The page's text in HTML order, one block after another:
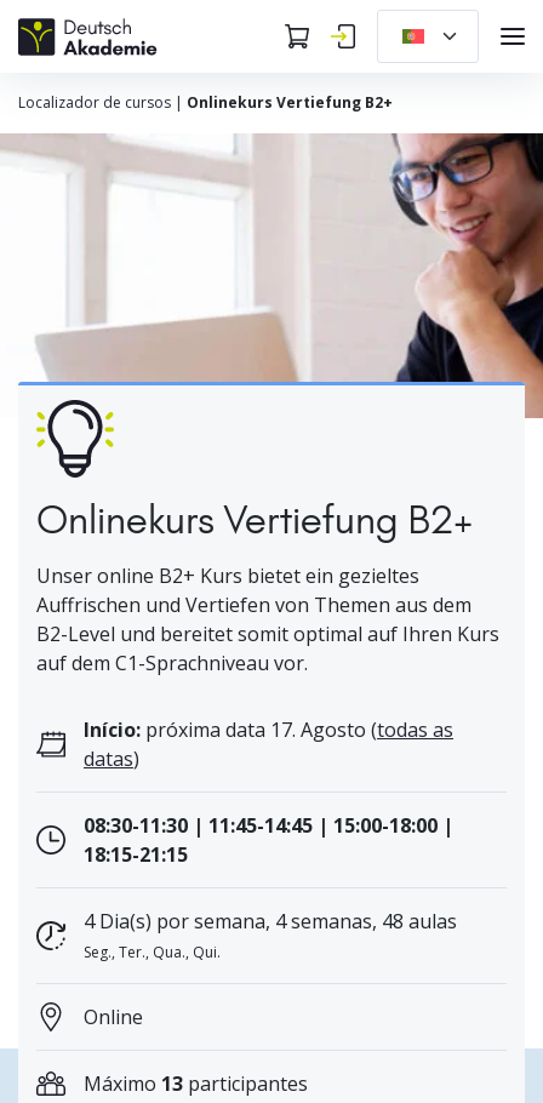
Localizador de cursos | Onlinekurs Vertiefung B2+
Onlinekurs Vertiefung B2+
Unser online B2+ Kurs bietet ein gezieltes
Auffrischen und Vertiefen von Themen aus dem
B2-Level und bereitet somit optimal auf Ihren Kurs
auf dem C1-Sprachniveau vor.
Início: próxima data 17. Agosto (todas as
datas)
08:30-11:30 | 11:45-14:45 | 15:00-18:00 |
18:15-21:15
4 Dia(s) por semana, 4 semanas, 48 aulas
Seg., Ter., Qua., Qui.
Online
Máximo 13 participantes